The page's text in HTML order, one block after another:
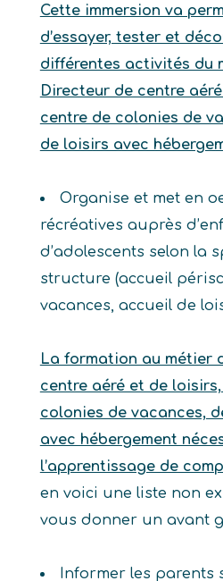
Cette immersion va
d’essayer, tester et
différentes activités du
Directeur de centre
centre de colonies de
de loisirs avec
Organise et met en
récréatives auprès
d’adolescents selon la
structure (accueil
vacances, accueil de
La formation au métier
centre aéré et de
colonies de vacances,
avec hébergement
l’apprentissage de
en voici une liste non
vous donner un avant
Informer les parents